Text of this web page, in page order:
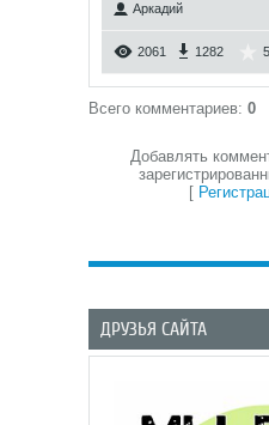
Аркадий
2061 1282
Всего комментариев: 0
Добавлять
[
ДРУЗЬЯ САЙТА